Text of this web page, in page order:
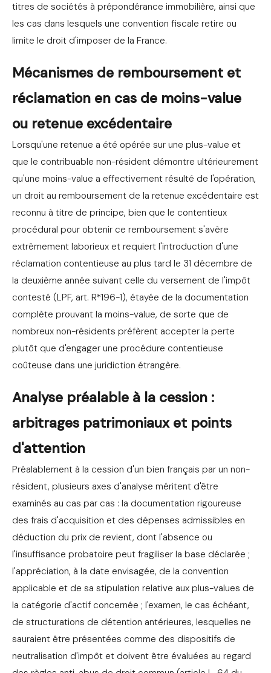
titres de sociétés à prépondérance immobilière, ainsi que
les cas dans lesquels une convention fiscale retire ou
limite le droit d'imposer de la France.
Mécanismes de remboursement et
réclamation en cas de moins-value
ou retenue excédentaire
Lorsqu'une retenue a été opérée sur une plus-value et
que le contribuable non-résident démontre ultérieurement
qu'une moins-value a effectivement résulté de l'opération,
un droit au remboursement de la retenue excédentaire est
reconnu à titre de principe, bien que le contentieux
procédural pour obtenir ce remboursement s'avère
extrêmement laborieux et requiert l'introduction d'une
réclamation contentieuse au plus tard le 31 décembre de
la deuxième année suivant celle du versement de l'impôt
contesté (LPF, art. R*196-1), étayée de la documentation
complète prouvant la moins-value, de sorte que de
nombreux non-résidents préfèrent accepter la perte
plutôt que d'engager une procédure contentieuse
coûteuse dans une juridiction étrangère.
Analyse préalable à la cession :
arbitrages patrimoniaux et points
d'attention
Préalablement à la cession d'un bien français par un non-
résident, plusieurs axes d'analyse méritent d'être
examinés au cas par cas : la documentation rigoureuse
des frais d'acquisition et des dépenses admissibles en
déduction du prix de revient, dont l'absence ou
l'insuffisance probatoire peut fragiliser la base déclarée ;
l'appréciation, à la date envisagée, de la convention
applicable et de sa stipulation relative aux plus-values de
la catégorie d'actif concernée ; l'examen, le cas échéant,
de structurations de détention antérieures, lesquelles ne
sauraient être présentées comme des dispositifs de
neutralisation d'impôt et doivent être évaluées au regard